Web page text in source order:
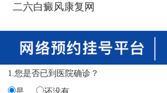
二六白癜风康复网
1.您是否已到医院确诊？